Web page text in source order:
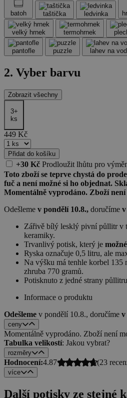
batoh taštička ledvinka
velký hrnek termohrnek
pantofle puzzle lahev na
2. Vyber barvu
Zobrazit všechny
3+
ks
449 Kč
Přidat do košíku
+30 Kč Prodloužit lhůtu pro
Toto zboží se teprve chystá do
fuč a není možné si ho objednat.
Momentálně vyprodáno. Zboží
Odešleme v pondělí 10.8., doručíme
Zářivě bílý lesklý pivní půllitr v
keramiky.
Trvanlivý potisk, který je
Ryska označuje 0,5 litru, ale
Na výšku má tenhle korbel 135
zhruba 770 gramů.
Potisknuto z jedné strany
Informace o produktu
Odešleme v pondělí 10.8., doručíme v
ceny
Momentálně vyprodáno. Zboží není
Tabulka velikostí: Jakou vybrat?
rozměry
Hodnocení:4.87 (23
více
Další potisky ze stejné